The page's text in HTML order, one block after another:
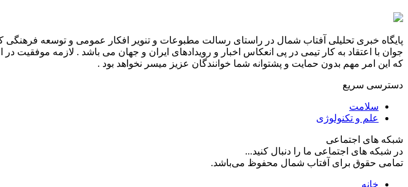
پایگاه خبری تحلیلی آفتاب شمال در راستای رسالت مطبوعات و تنویر افکار عمومی و توسعه فرهنگی
جوان با اعتقاد به کار تیمی در پی انعکاس اخبار و رویدادهای ایران و جهان می باشد . لازمه موفقیت
که این امر مهم بدون حمایت و پشتوانه شما خوانندگان عزیز میسر نخواهد بود .
دسترسی سریع
سلامت
علم و تکنولوژی
شبکه های اجتماعی
در شبکه های اجتماعی ما را دنبال کنید...
تمامی حقوق برای آفتاب شمال محفوظ می‌باشد.
خانه